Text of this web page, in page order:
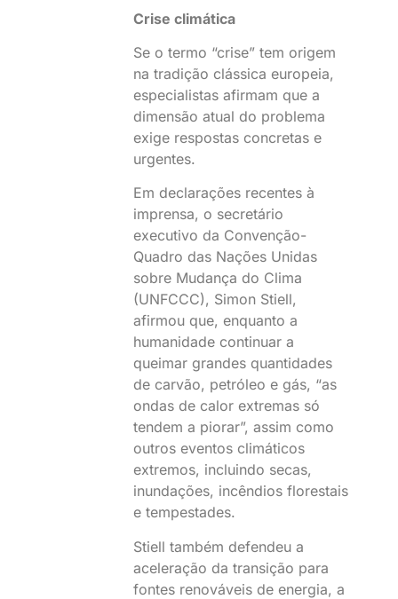
Crise climática
Se o termo “crise” tem origem
na tradição clássica europeia,
especialistas afirmam que a
dimensão atual do problema
exige respostas concretas e
urgentes.
Em declarações recentes à
imprensa, o secretário
executivo da Convenção-
Quadro das Nações Unidas
sobre Mudança do Clima
(UNFCCC), Simon Stiell,
afirmou que, enquanto a
humanidade continuar a
queimar grandes quantidades
de carvão, petróleo e gás, “as
ondas de calor extremas só
tendem a piorar”, assim como
outros eventos climáticos
extremos, incluindo secas,
inundações, incêndios florestais
e tempestades.
Stiell também defendeu a
aceleração da transição para
fontes renováveis de energia, a